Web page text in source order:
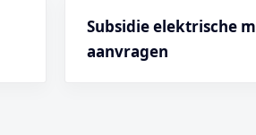
Subsidie elektrische
aanvragen